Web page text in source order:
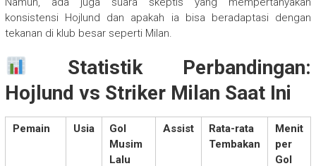
konsistensi Hojlund dan apakah ia bisa beradaptasi dengan
tekanan di klub besar seperti Milan.
Statistik Perbandingan:
Hojlund vs Striker Milan Saat Ini
Pemain Usia
Gol
Musim
Lalu
Assist
Rata-rata
Tembakan
Menit
per
Gol